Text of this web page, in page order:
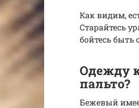
Как видим,
Старайтесь
бойтесь
Одежду
пальто?
Бежевый